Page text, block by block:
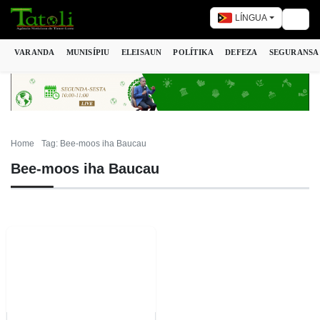
LÍNGUA
VARANDA MUNISÍPIU ELEISAUN POLÍTIKA DEFEZA SEGURANSA
Home Tag: Bee-moos iha Baucau
Bee-moos iha Baucau